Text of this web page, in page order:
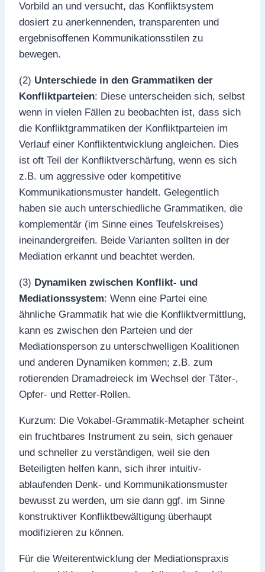
Vorbild an und versucht, das Konfliktsystem
dosiert zu anerkennenden, transparenten und
ergebnisoffenen Kommunikationsstilen zu
bewegen.
(2) Unterschiede in den Grammatiken der
Konfliktparteien: Diese unterscheiden sich, selbst
wenn in vielen Fällen zu beobachten ist, dass sich
die Konfliktgrammatiken der Konfliktparteien im
Verlauf einer Konfliktentwicklung angleichen. Dies
ist oft Teil der Konfliktverschärfung, wenn es sich
z.B. um aggressive oder kompetitive
Kommunikationsmuster handelt. Gelegentlich
haben sie auch unterschiedliche Grammatiken, die
komplementär (im Sinne eines Teufelskreises)
ineinandergreifen. Beide Varianten sollten in der
Mediation erkannt und beachtet werden.
(3) Dynamiken zwischen Konflikt- und
Mediationssystem: Wenn eine Partei eine
ähnliche Grammatik hat wie die Konfliktvermittlung,
kann es zwischen den Parteien und der
Mediationsperson zu unterschwelligen Koalitionen
und anderen Dynamiken kommen; z.B. zum
rotierenden Dramadreieck im Wechsel der Täter-,
Opfer- und Retter-Rollen.
Kurzum: Die Vokabel-Grammatik-Metapher scheint
ein fruchtbares Instrument zu sein, sich genauer
und schneller zu verständigen, weil sie den
Beteiligten helfen kann, sich ihrer intuitiv-
ablaufenden Denk- und Kommunikationsmuster
bewusst zu werden, um sie dann ggf. im Sinne
konstruktiver Konfliktbewältigung überhaupt
modifizieren zu können.
Für die Weiterentwicklung der Mediationspraxis